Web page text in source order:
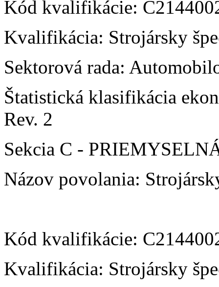
Kód kvalifikácie:
Kvalifikácia: Strojársky
Sektorová rada:
Štatistická klasifikácia
Rev. 2
Sekcia C -
Názov povolania:
Kód kvalifikácie:
Kvalifikácia: Strojársky